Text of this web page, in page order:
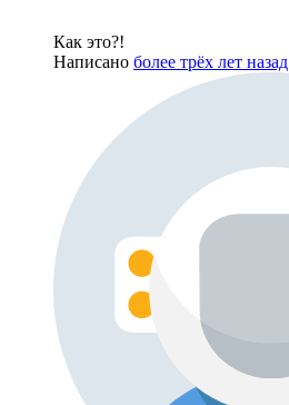
Как это?!
Написано более трёх лет назад